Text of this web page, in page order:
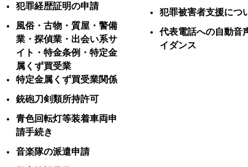
犯罪経歴証明の申請
風俗・古物・質屋・警備
業・探偵業・出会い系サ
イト・特金条例・特定金
属くず買受業
特定金属くず買受業関係
銃砲刀剣類所持許可
青色回転灯等装着車両申
請手続き
音楽隊の派遣申請
犯罪被害者支援につ
代表電話への自動音
イダンス